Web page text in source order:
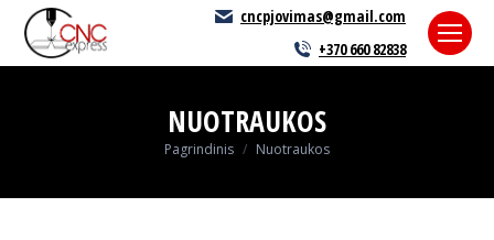
cncpjovimas@gmail.com
+370 660 82838
NUOTRAUKOS
You are here:
Pagrindinis Nuotraukos